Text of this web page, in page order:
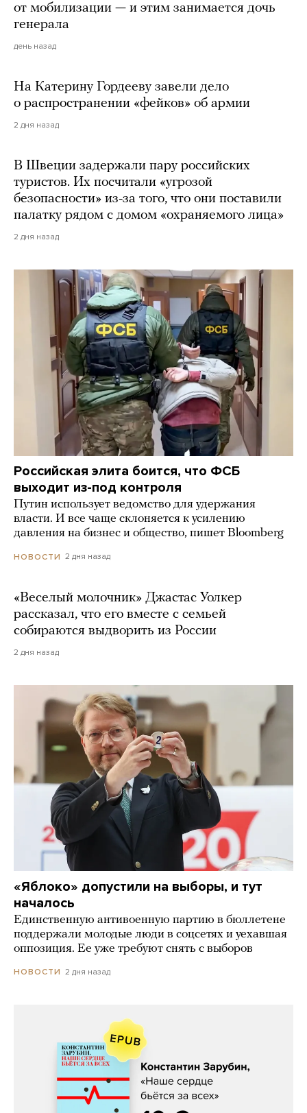
от мобилизации — и этим занимается дочь
генерала
день назад
На Катерину Гордееву завели дело
о распространении «фейков» об армии
2 дня назад
В Швеции задержали пару российских
туристов. Их посчитали «угрозой
безопасности» из-за того, что они поставили
палатку рядом с домом «охраняемого лица»
2 дня назад
Российская элита боится, что ФСБ
выходит из-под контроля
Путин использует ведомство для удержания
власти. И все чаще склоняется к усилению
давления на бизнес и общество, пишет Bloomberg
НОВОСТИ 2 дня назад
«Веселый молочник» Джастас Уолкер
рассказал, что его вместе с семьей
собираются выдворить из России
2 дня назад
«Яблоко» допустили на выборы, и тут
началось
Единственную антивоенную партию в бюллетене
поддержали молодые люди в соцсетях и уехавшая
оппозиция. Ее уже требуют снять с выборов
НОВОСТИ 2 дня назад